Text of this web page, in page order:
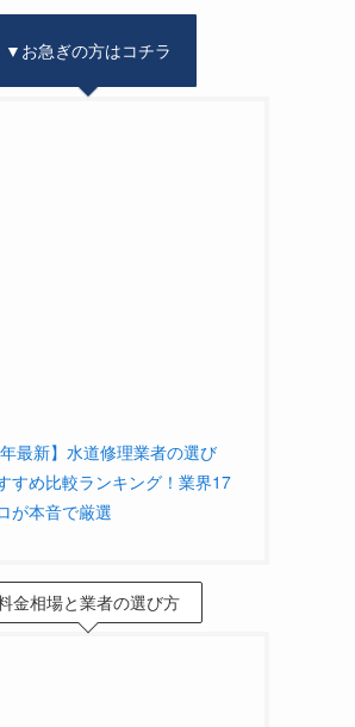
▼お急ぎの方はコチラ
年最新】水道修理業者の選び
すめ比較ランキング！業界17
が本音で厳選
金相場と業者の選び方